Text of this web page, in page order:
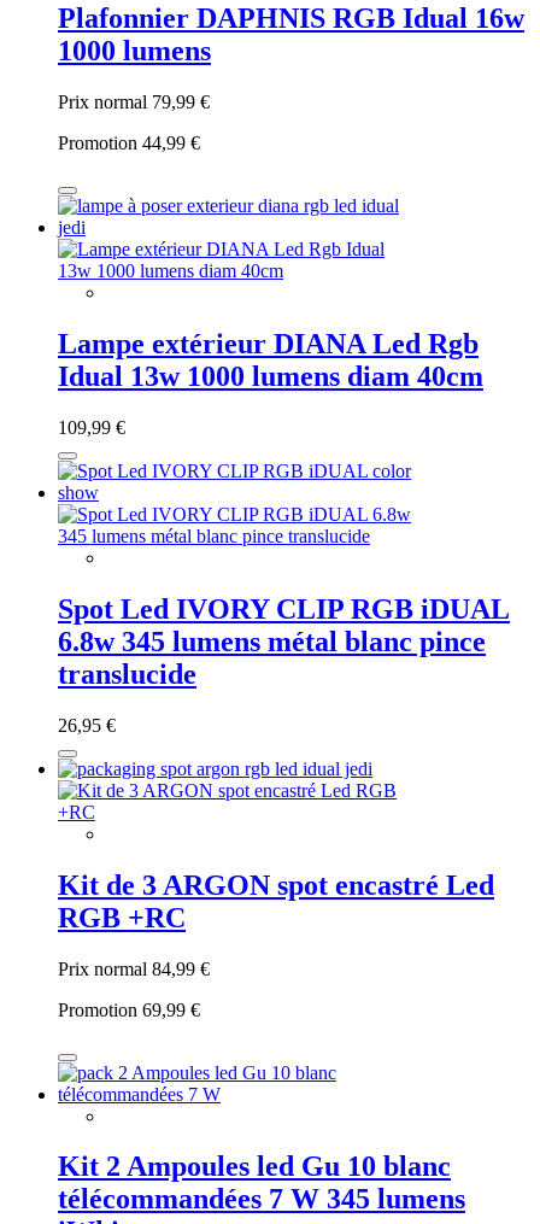
Plafonnier DAPHNIS RGB Idual 16w
1000 lumens
Prix normal 79,99 €
Promotion 44,99 €
Lampe extérieur DIANA Led Rgb
Idual 13w 1000 lumens diam 40cm
109,99 €
Spot Led IVORY CLIP RGB iDUAL
6.8w 345 lumens métal blanc pince
translucide
26,95 €
Kit de 3 ARGON spot encastré Led
RGB +RC
Prix normal 84,99 €
Promotion 69,99 €
Kit 2 Ampoules led Gu 10 blanc
télécommandées 7 W 345 lumens